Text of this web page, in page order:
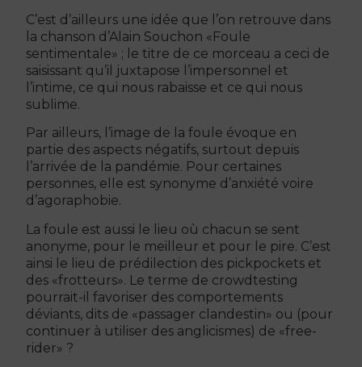
C’est d’ailleurs une idée que l’on retrouve dans
la chanson d’Alain Souchon «Foule
sentimentale» ; le titre de ce morceau a ceci de
saisissant qu’il juxtapose l’impersonnel et
l’intime, ce qui nous rabaisse et ce qui nous
sublime.
Par ailleurs, l’image de la foule évoque en
partie des aspects négatifs, surtout depuis
l’arrivée de la pandémie. Pour certaines
personnes, elle est synonyme d’anxiété voire
d’agoraphobie.
La foule est aussi le lieu où chacun se sent
anonyme, pour le meilleur et pour le pire. C’est
ainsi le lieu de prédilection des pickpockets et
des «frotteurs». Le terme de crowdtesting
pourrait-il favoriser des comportements
déviants, dits de «passager clandestin» ou (pour
continuer à utiliser des anglicismes) de «free-
rider» ?